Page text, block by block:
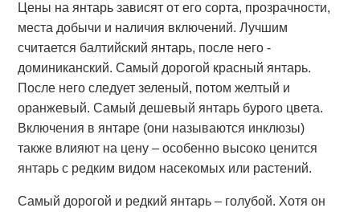
Цены на янтарь зависят от его сорта, прозрачности,
места добычи и наличия включений. Лучшим
считается балтийский янтарь, после него -
доминиканский. Самый дорогой красный янтарь.
После него следует зеленый, потом желтый и
оранжевый. Самый дешевый янтарь бурого цвета.
Включения в янтаре (они называются инклюзы)
также влияют на цену – особенно высоко ценится
янтарь с редким видом насекомых или растений.
Самый дорогой и редкий янтарь – голубой. Хотя он